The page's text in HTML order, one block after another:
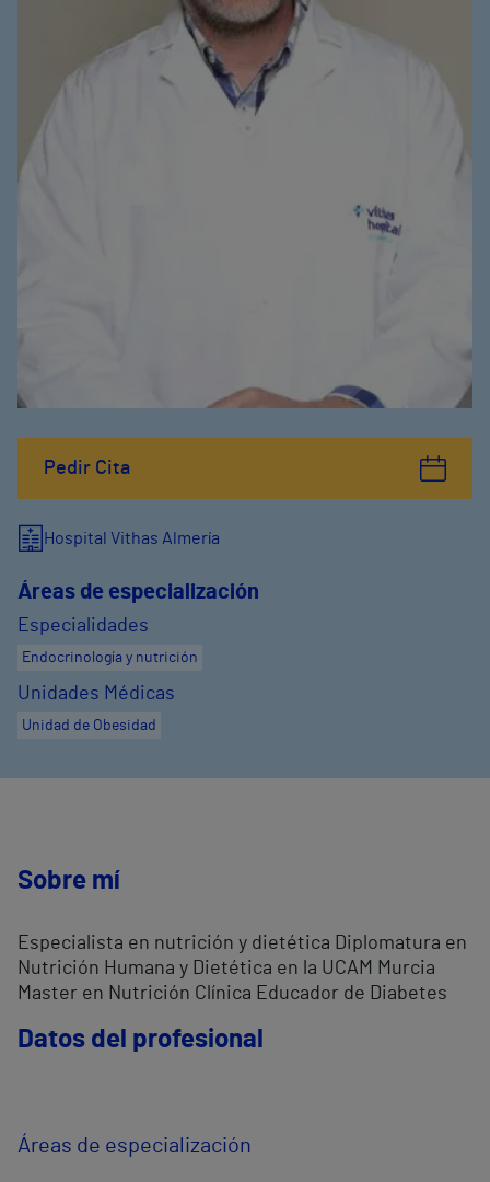
Pedir Cita
Hospital Vithas Almería
Áreas de especialización
Especialidades
Endocrinología y nutrición
Unidades Médicas
Unidad de Obesidad
Sobre mí
Especialista en nutrición y dietética Diplomatura en
Nutrición Humana y Dietética en la UCAM Murcia
Master en Nutrición Clínica Educador de Diabetes
Datos del profesional
Áreas de especialización